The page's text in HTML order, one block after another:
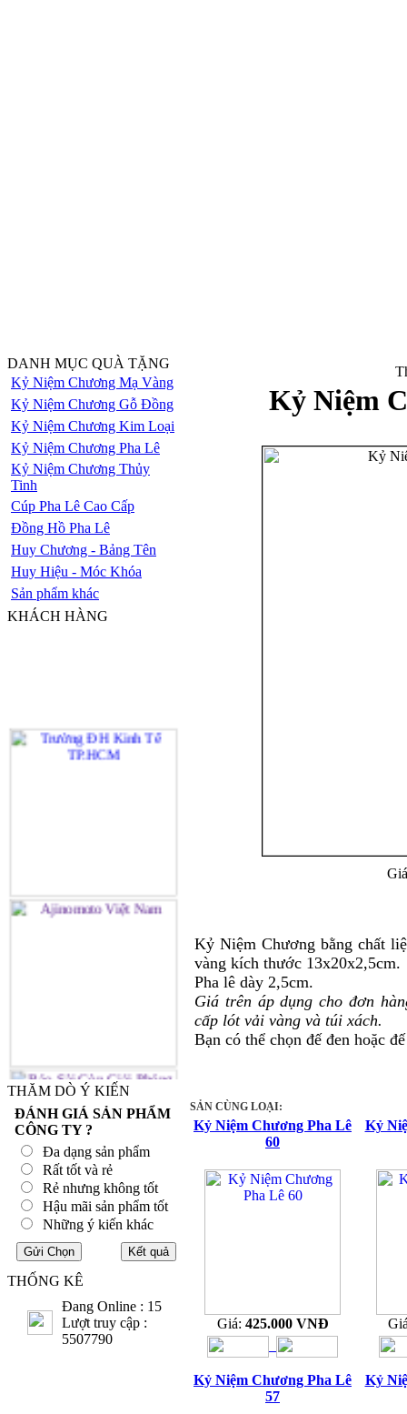
DANH MỤC QUÀ TẶNG
Kỷ Niệm Chương Mạ Vàng
Kỷ Niệm Chương Gỗ Đồng
Kỷ Niệm Chương Kim Loại
Kỷ Niệm Chương Pha Lê
Kỷ Niệm Chương Thủy
Tinh
Cúp Pha Lê Cao Cấp
Đồng Hồ Pha Lê
Huy Chương - Bảng Tên
Huy Hiệu - Móc Khóa
Sản phẩm khác
KHÁCH HÀNG
THĂM DÒ Ý KIẾN
ĐÁNH GIÁ SẢN PHẨM
CÔNG TY ?
Đa dạng sản phẩm
Rất tốt và rẻ
Rẻ nhưng không tốt
Hậu mãi sản phẩm tốt
Những ý kiến khác
THỐNG KÊ
Đang Online : 15
Lượt truy cập :
5507790
Kỷ Niệm
Kỷ Niệm Chương bằng chất
vàng kích thước 13x20x2,5cm.
Pha lê dày 2,5cm.
Giá trên áp dụng cho đơn
cấp lót vải vàng và túi xách.
Bạn có thể chọn đế đen hoặc
SẢN CÙNG LOẠI:
Kỷ Niệm Chương Pha Lê
60
Giá: 425.000 VNĐ
Kỷ
Kỷ Niệm Chương Pha Lê
57
Kỷ